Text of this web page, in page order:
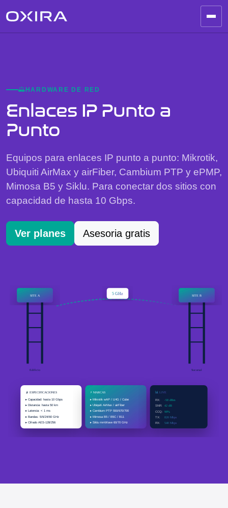
HARDWARE DE RED
Enlaces IP Punto a
Punto
Equipos para enlaces IP punto a punto: Mikrotik,
Ubiquiti AirMax y airFiber, Cambium PTP y ePMP,
Mimosa B5 y Siklu. Para conectar dos sitios con
capacidad de hasta 10 Gbps.
Ver planes Asesoria gratis
SITE A
Edificio
SITE B
Sucursal
5 GHz
📡 ESPECIFICACIONES
▸ Capacidad: hasta 10 Gbps
▸ Distancia: hasta 50 km
▸ Latencia: < 1 ms
▸ Bandas: 5/6/24/60 GHz
▸ Cifrado AES-128/256
⚡ MARCAS
▸ Mikrotik wAP / LHG / Cube
▸ Ubiquiti AirMax / airFiber
▸ Cambium PTP 550/670/700
▸ Mimosa B5 / B5C / B11
▸ Siklu mmWave 60/70 GHz
📊 LIVE
RX: -58 dBm
SNR:
42 dB
CCQ: 98%
TX: 820 Mbps
RX: 540 Mbps